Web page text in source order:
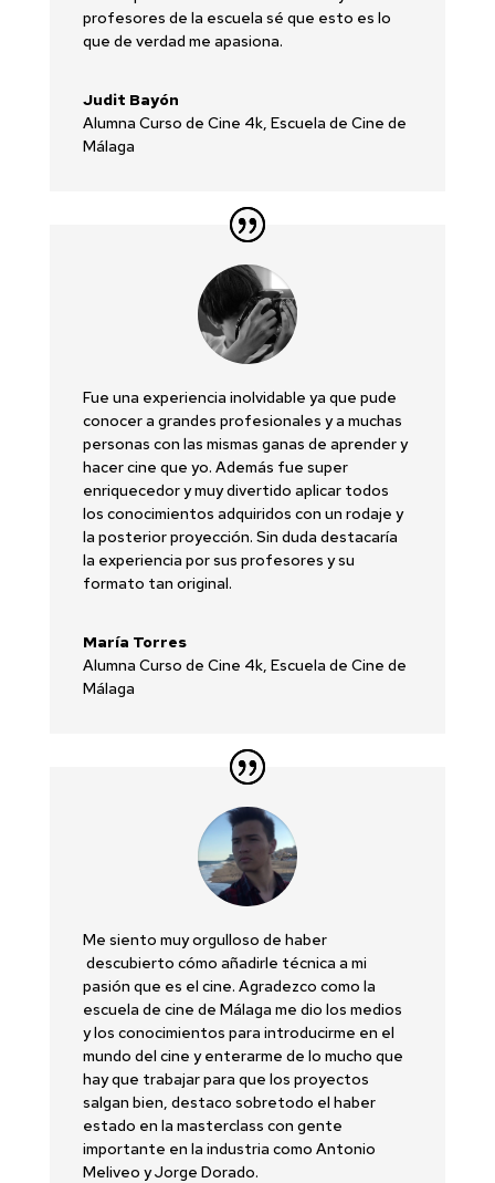
profesores de la escuela sé que esto es lo
que de verdad me apasiona.
Judit Bayón
Alumna Curso de Cine 4k, Escuela de Cine de
Málaga
Fue una experiencia inolvidable ya que pude
conocer a grandes profesionales y a muchas
personas con las mismas ganas de aprender y
hacer cine que yo. Además fue super
enriquecedor y muy divertido aplicar todos
los conocimientos adquiridos con un rodaje y
la posterior proyección. Sin duda destacaría
la experiencia por sus profesores y su
formato tan original.
María Torres
Alumna Curso de Cine 4k, Escuela de Cine de
Málaga
Me siento muy orgulloso de haber
descubierto cómo añadirle técnica a mi
pasión que es el cine. Agradezco como la
escuela de cine de Málaga me dio los medios
y los conocimientos para introducirme en el
mundo del cine y enterarme de lo mucho que
hay que trabajar para que los proyectos
salgan bien, destaco sobretodo el haber
estado en la masterclass con gente
importante en la industria como Antonio
Meliveo y Jorge Dorado.